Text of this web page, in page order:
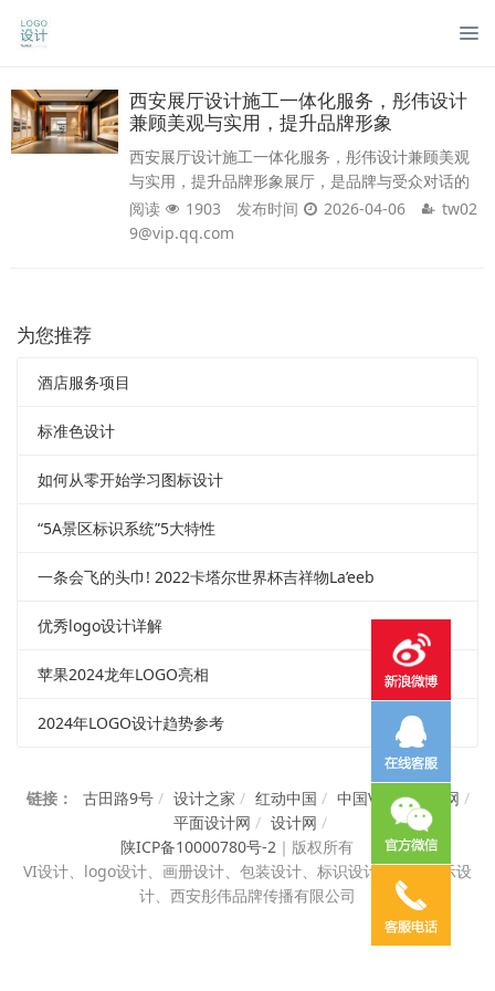
西安展厅设计施工一体化服务，彤伟设计
兼顾美观与实用，提升品牌形象
西安展厅设计施工一体化服务，彤伟设计兼顾美观
与实用，提升品牌形象展厅，是品牌与受众对话的
核心窗口，是企业文化、产品实力与核心价值的集
中呈现载体。在西安这片文化厚重、商业蓬勃的土
阅读 1903 发布时间 2026-04-06
tw02
9@vip.qq.com
为您推荐
酒店服务项目
标准色设计
如何从零开始学习图标设计
“5A景区标识系统”5大特性
一条会飞的头巾! 2022卡塔尔世界杯吉祥物La’eeb
优秀logo设计详解
苹果2024龙年LOGO亮相
2024年LOGO设计趋势参考
链接： 古田路9号 / 设计之家 / 红动中国 / 中国VI设计知识网 /
平面设计网 / 设计网 /
陕ICP备10000780号-2 ｜ 版权所有
VI设计、 logo设计、画册设计、包装设计、标识设计、展览展示设
计、西安彤伟品牌传播有限公司